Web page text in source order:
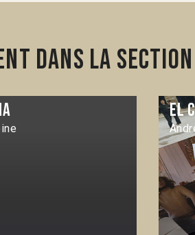
dans la
El